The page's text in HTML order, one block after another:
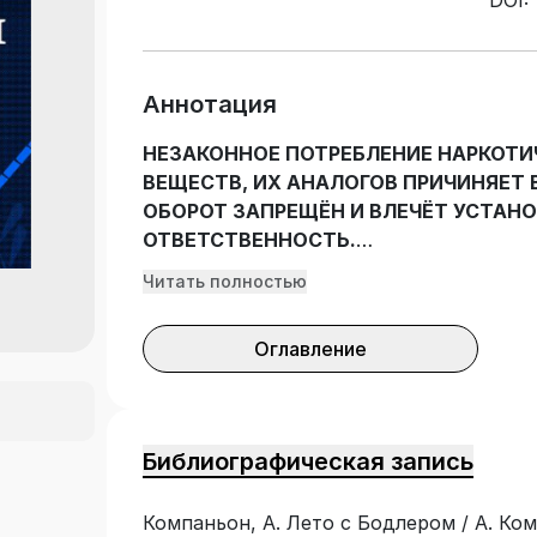
Аннотация
НЕЗАКОННОЕ ПОТРЕБЛЕНИЕ
ВЕЩЕСТВ, ИХ АНАЛОГОВ
ОБОРОТ ЗАПРЕЩЁН И ВЛЕЧЁТ
ОТВЕТСТВЕННОСТЬ.
бросили вызов литературе и
бескомпромиссным индивидуализмом,
изобретателем модернизма, автором
литературы Антуан Компаньон (род.
Читать полностью
Оглавление
Библиографическая запись
Компаньон, А. Лето с Бодлером / А.